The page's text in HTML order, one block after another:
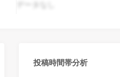
投稿時間帯分析